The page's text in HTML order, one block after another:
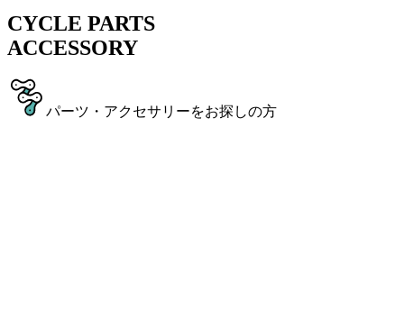
CYCLE PARTS
ACCESSORY
パーツ・アクセサリーをお探しの方